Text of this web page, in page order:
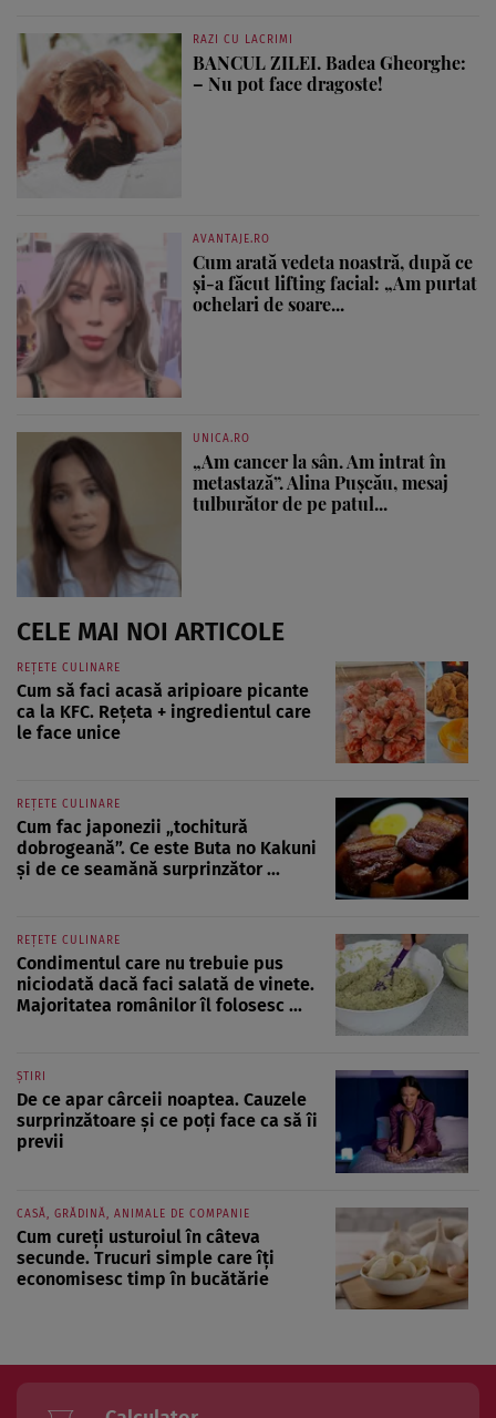
RAZI CU LACRIMI
BANCUL ZILEI. Badea Gheorghe:
– Nu pot face dragoste!
AVANTAJE.RO
Cum arată vedeta noastră, după ce
și-a făcut lifting facial: „Am purtat
ochelari de soare...
UNICA.RO
„Am cancer la sân. Am intrat în
metastază”. Alina Pușcău, mesaj
tulburător de pe patul...
CELE MAI NOI ARTICOLE
REȚETE CULINARE
Cum să faci acasă aripioare picante
ca la KFC. Rețeta + ingredientul care
le face unice
REȚETE CULINARE
Cum fac japonezii „tochitură
dobrogeană”. Ce este Buta no Kakuni
și de ce seamănă surprinzător ...
REȚETE CULINARE
Condimentul care nu trebuie pus
niciodată dacă faci salată de vinete.
Majoritatea românilor îl folosesc ...
ȘTIRI
De ce apar cârceii noaptea. Cauzele
surprinzătoare și ce poți face ca să îi
previi
CASĂ, GRĂDINĂ, ANIMALE DE COMPANIE
Cum cureți usturoiul în câteva
secunde. Trucuri simple care îți
economisesc timp în bucătărie